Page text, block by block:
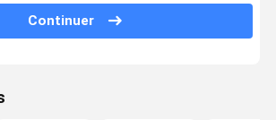
de 6 pressions des pneus
Continuer